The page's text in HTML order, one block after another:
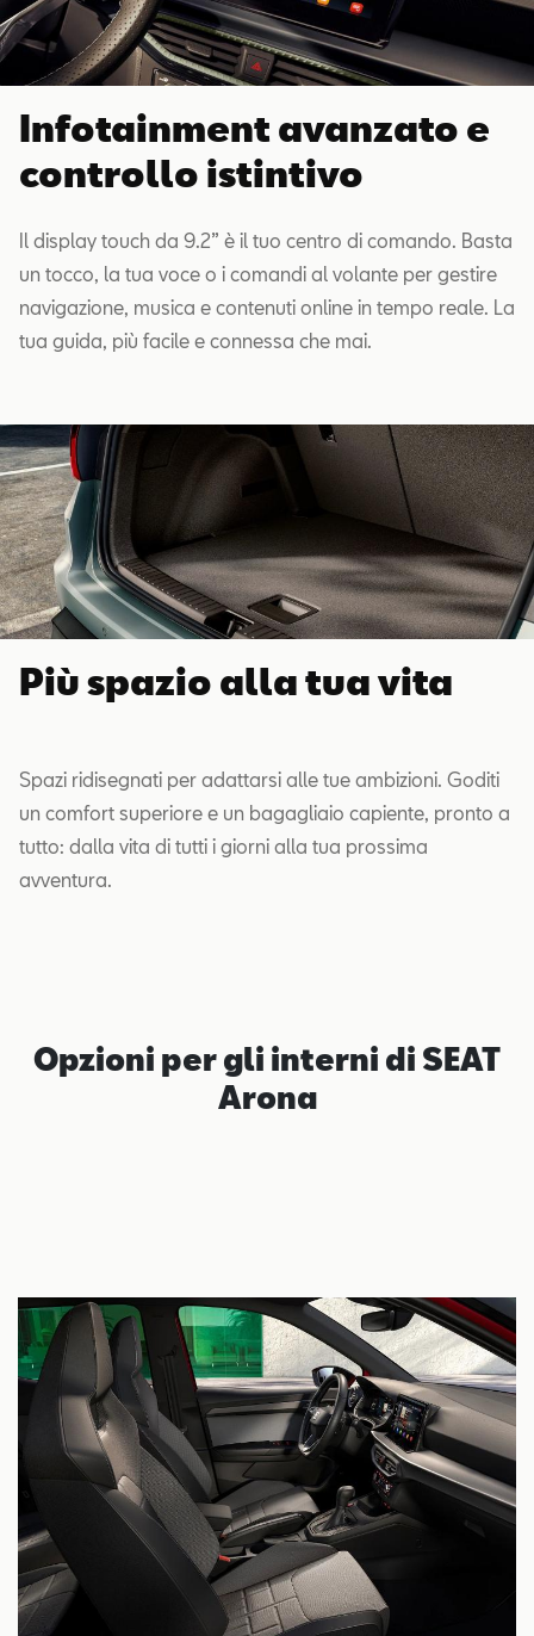
Infotainment avanzato e
controllo istintivo
Il display touch da 9.2” è il tuo centro di comando. Basta
un tocco, la tua voce o i comandi al volante per gestire
navigazione, musica e contenuti online in tempo reale. La
tua guida, più facile e connessa che mai.
Più spazio alla tua vita
Spazi ridisegnati per adattarsi alle tue ambizioni. Goditi
un comfort superiore e un bagagliaio capiente, pronto a
tutto: dalla vita di tutti i giorni alla tua prossima
avventura.
Opzioni per gli interni di SEAT
Arona